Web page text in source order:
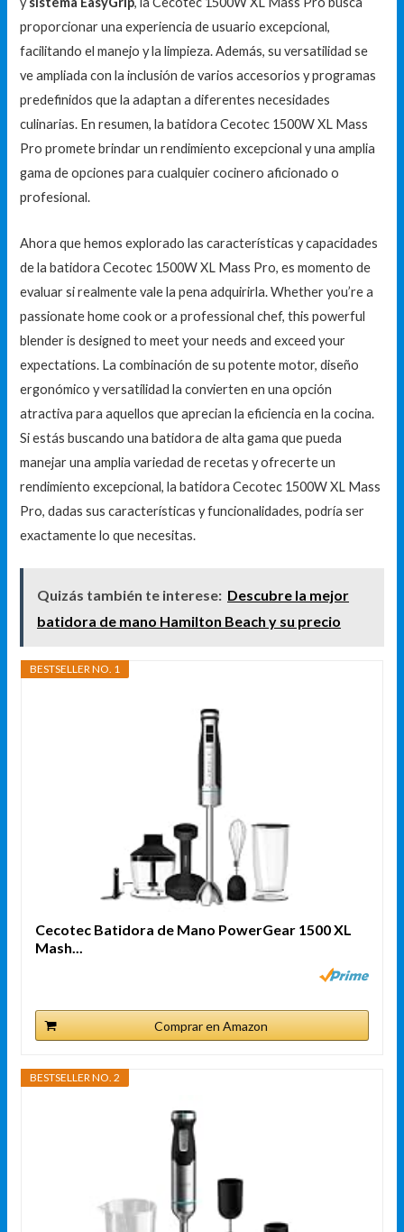
proporcionar una experiencia de usuario excepcional,
facilitando el manejo y la limpieza. Además, su versatilidad se
ve ampliada con la inclusión de varios accesorios y programas
predefinidos que la adaptan a diferentes necesidades
culinarias. En resumen, la batidora Cecotec 1500W XL Mass
Pro promete brindar un rendimiento excepcional y una amplia
gama de opciones para cualquier cocinero aficionado o
profesional.
Ahora que hemos explorado las características y capacidades
de la batidora Cecotec 1500W XL Mass Pro, es momento de
evaluar si realmente vale la pena adquirirla. Whether you’re a
passionate home cook or a professional chef, this powerful
blender is designed to meet your needs and exceed your
expectations. La combinación de su potente motor, diseño
ergonómico y versatilidad la convierten en una opción
atractiva para aquellos que aprecian la eficiencia en la cocina.
Si estás buscando una batidora de alta gama que pueda
manejar una amplia variedad de recetas y ofrecerte un
rendimiento excepcional, la batidora Cecotec 1500W XL Mass
Pro, dadas sus características y funcionalidades, podría ser
exactamente lo que necesitas.
Quizás también te interese: Descubre la mejor
batidora de mano Hamilton Beach y su precio
BESTSELLER NO. 1
Cecotec Batidora de Mano PowerGear 1500 XL
Mash...
Comprar en Amazon
BESTSELLER NO. 2